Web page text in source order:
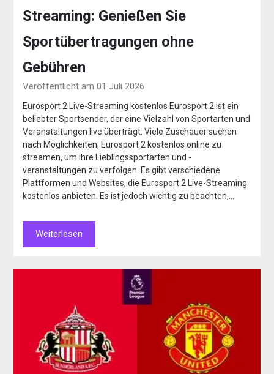
Streaming: Genießen Sie
Sportübertragungen ohne
Gebühren
Veröffentlicht am 01 Juli 2026
Eurosport 2 Live-Streaming kostenlos Eurosport 2 ist ein
beliebter Sportsender, der eine Vielzahl von Sportarten und
Veranstaltungen live überträgt. Viele Zuschauer suchen
nach Möglichkeiten, Eurosport 2 kostenlos online zu
streamen, um ihre Lieblingssportarten und -
veranstaltungen zu verfolgen. Es gibt verschiedene
Plattformen und Websites, die Eurosport 2 Live-Streaming
kostenlos anbieten. Es ist jedoch wichtig zu beachten,…
Weiterlesen